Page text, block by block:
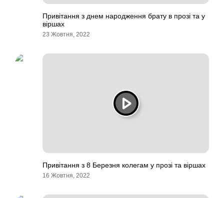
Привітання з днем народження брату в прозі та у
віршах
23 Жовтня, 2022
Привітання з 8 Березня колегам у прозі та віршах
16 Жовтня, 2022